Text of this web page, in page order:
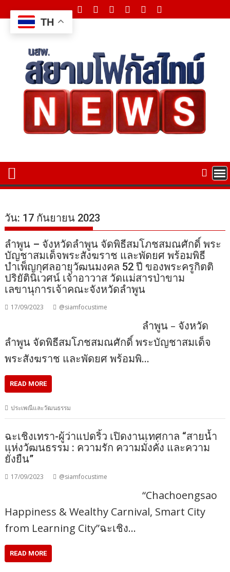
to
content
วัน: 17 กันยายน 2023
ลำพูน – จังหวัดลำพูน จัดพิธีสมโภชสมณศักดิ์ พระ
บัญชาสมเด็จพระสังฆราช และพัดยศ พร้อมพิธี
บำเพ็ญกุศลอายุวัฒนมงคล 52 ปี ของพระครูกิตติ
ปริยัตินิเวศน์ เจ้าอาวาส วัดแม่สารป่าขาม
เลขานุการเจ้าคณะจังหวัดลำพูน
17/09/2023 @siamfocustime
ลำพูน – จังหวัด
ลำพูน จัดพิธีสมโภชสมณศักดิ์ พระบัญชาสมเด็จ
พระสังฆราช และพัดยศ พร้อมพิ…
READ MORE
ประเพณีและวัฒนธรรม
ฉะเชิงเทรา-ผู้ว่าแปดริ้ว เปิดงานเทศกาล “สายน้ำ
แห่งวัฒนธรรม : ความรัก ความมั่งคั่ง และความ
ยั่งยืน”
17/09/2023 @siamfocustime
“Chachoengsao
Happiness & Wealthy Carnival, Smart City
from Learning City”ฉะเชิง…
READ MORE
TH